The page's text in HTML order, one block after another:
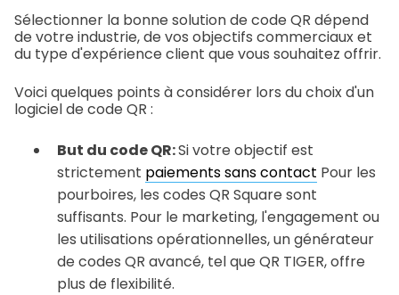
Sélectionner la bonne solution de code QR dépend
de votre industrie, de vos objectifs commerciaux et
du type d'expérience client que vous souhaitez offrir.
Voici quelques points à considérer lors du choix d'un
logiciel de code QR :
But du code QR:Si votre objectif est
strictement paiements sans contact Pour les
pourboires, les codes QR Square sont
suffisants. Pour le marketing, l'engagement ou
les utilisations opérationnelles, un générateur
de codes QR avancé, tel que QR TIGER, offre
plus de flexibilité.